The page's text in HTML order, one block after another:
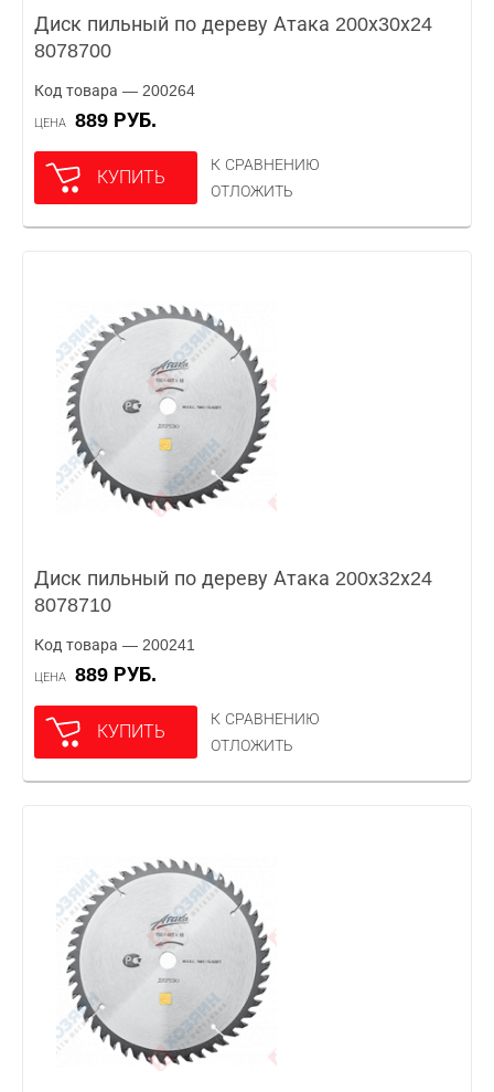
Диск пильный по дереву Атака 200х30х24
8078700
Код товара — 200264
ЦЕНА 889 РУБ.
КУПИТЬ
К СРАВНЕНИЮ
ОТЛОЖИТЬ
Диск пильный по дереву Атака 200х32х24
8078710
Код товара — 200241
ЦЕНА 889 РУБ.
КУПИТЬ
К СРАВНЕНИЮ
ОТЛОЖИТЬ